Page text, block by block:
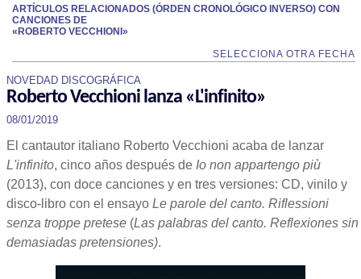
ARTÍCULOS RELACIONADOS (ÓRDEN CRONOLÓGICO INVERSO) CON
CANCIONES DE
«ROBERTO VECCHIONI»
SELECCIONA OTRA FECHA
NOVEDAD DISCOGRÁFICA
Roberto Vecchioni lanza «L'infinito»
08/01/2019
El cantautor italiano Roberto Vecchioni acaba de lanzar
L'infinito, cinco años después de Io non appartengo più
(2013), con doce canciones y en tres versiones: CD, vinilo y
disco-libro con el ensayo Le parole del canto. Riflessioni
senza troppe pretese (Las palabras del canto. Reflexiones sin
demasiadas pretensiones).